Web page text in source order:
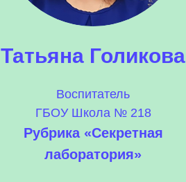
Татьяна Голикова
Воспитатель
ГБОУ Школа № 218
Рубрика «Секретная
лаборатория»